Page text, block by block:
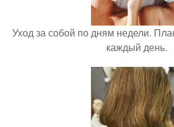
Уход за собой по дням недели.
каждый день.